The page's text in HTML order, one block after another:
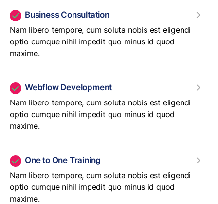
Business Consultation
Nam libero tempore, cum soluta nobis est eligendi
optio cumque nihil impedit quo minus id quod
maxime.
Webflow Development
Nam libero tempore, cum soluta nobis est eligendi
optio cumque nihil impedit quo minus id quod
maxime.
One to One Training
Nam libero tempore, cum soluta nobis est eligendi
optio cumque nihil impedit quo minus id quod
maxime.